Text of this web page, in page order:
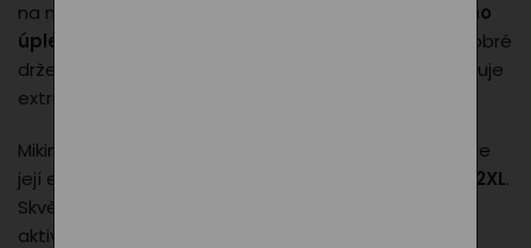
na nošení.
Manžety rukávů a dolní lem z žebrového
úpletu s elastanem
zajišťují dlouhou životnost a dobré
držení tvaru.
, což zajišťuje
extra hřejivost.
Mikinu zdobí
, které podtrhuje
její exkluzivní charakter. K dispozici ve velikostech
S–2XL.
Skvělá volba na každodenní nošení i volnočasové
aktivity.